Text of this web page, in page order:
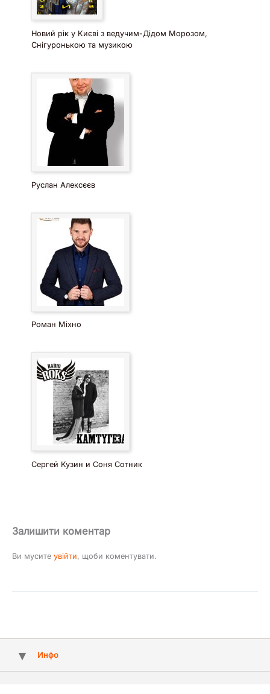
Новий рік у Києві з ведучим-Дідом Морозом,
Снігуронькою та музикою
Руслан Алексєєв
Роман Міхно
Сергей Кузин и Соня Сотник
Залишити коментар
Ви мусите увійти, щоби коментувати.
Инфо